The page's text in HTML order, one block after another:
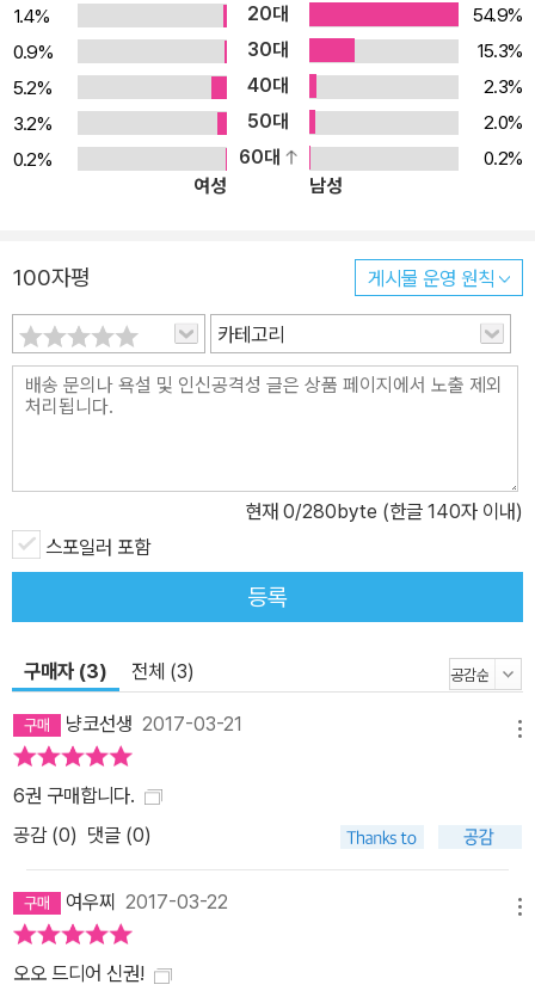
1.4%
20대
54.9%
0.9%
30대
15.3%
5.2%
40대
2.3%
3.2%
50대
2.0%
0.2%
60대
0.2%
여성
남성
100자평 게시물 운영 원칙
카테고리
현재 0/280byte (한글 140자 이내)
스포일러 포함
등록
구매자 (3) 전체 (3)
냥코선생 2017-03-21
6권 구매합니다.
공감 (0) 댓글 (0)
여우찌 2017-03-22
오오 드디어 신권!